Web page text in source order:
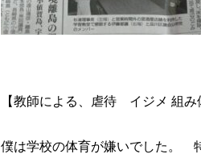
【教師による、虐待 イジメ 組み
僕は学校の体育が嫌いでした。